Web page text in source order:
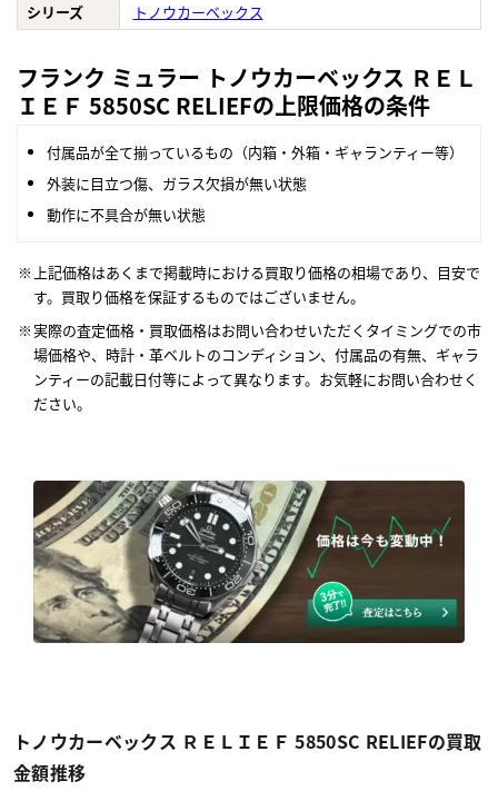
シリーズ
トノウカーベックス
フランク ミュラー トノウカーベックス ＲＥＬ
ＩＥＦ 5850SC RELIEFの上限価格の条件
付属品が全て揃っているもの（内箱・外箱・ギャランティー等）
外装に目立つ傷、ガラス欠損が無い状態
動作に不具合が無い状態
上記価格はあくまで掲載時における買取り価格の相場であり、目安で
す。買取り価格を保証するものではございません。
実際の査定価格・買取価格はお問い合わせいただくタイミングでの市
場価格や、時計・革ベルトのコンディション、付属品の有無、ギャラ
ンティーの記載日付等によって異なります。お気軽にお問い合わせく
ださい。
トノウカーベックス ＲＥＬＩＥＦ 5850SC RELIEFの買取
金額推移